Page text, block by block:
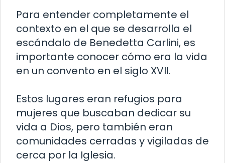
Para entender completamente el
contexto en el que se desarrolla el
escándalo de Benedetta Carlini, es
importante conocer cómo era la vida
en un convento en el siglo XVII.
Estos lugares eran refugios para
mujeres que buscaban dedicar su
vida a Dios, pero también eran
comunidades cerradas y vigiladas de
cerca por la Iglesia.